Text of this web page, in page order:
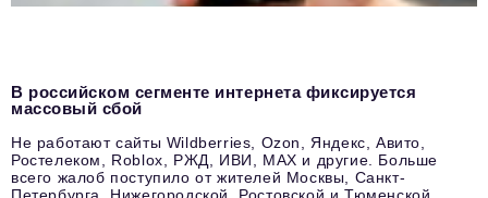
В российском сегменте интернета фиксируется
массовый сбой
Не работают сайты Wildberries, Ozon, Яндекс, Авито,
Ростелеком, Roblox, РЖД, ИВИ, MAX и другие. Больше
всего жалоб поступило от жителей Москвы, Санкт-